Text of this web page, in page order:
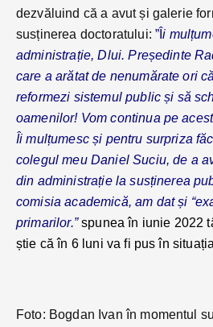
dezvăluind că a avut și galerie
susținerea doctoratului:”Îi
administrație, Dlui. Președinte
care a arătat de nenumărate ori
reformezi sistemul public și să
oamenilor! Vom continua pe
Îi mulțumesc și pentru surpriza
colegul meu Daniel Suciu, de a
din administrație la susținerea
comisia academică, am dat și
primarilor.”spunea în iunie 2022
știe că în 6 luni va fi pus în
Foto: Bogdan Ivan în momentul